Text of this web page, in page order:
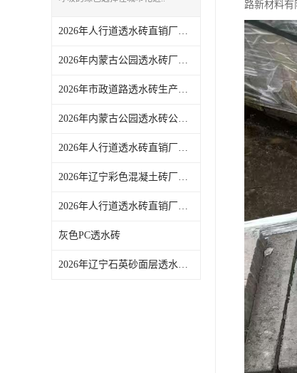
2026年人行道透水砖直销厂家推荐：佛山青路新材料
2026年内蒙古公园透水砖厂家推荐：佛山青路新材料专注品质与供应
2026年市政道路透水砖生产厂家推荐：佛山青路新材料烧结砖技术解析
2026年内蒙古公园透水砖公司厂家推荐
2026年人行道透水砖直销厂家推荐：佛山青路新材料源头工艺解析
2026年辽宁彩色混凝土砖厂家解析，佛山青路源头品质保障
2026年人行道透水砖直销厂家推荐：佛山青路烧结砖品质解析
灰色PC透水砖
2026年辽宁石英砂面层透水砖批发厂家推荐：青路新材料透水与强度兼得
路新材料有